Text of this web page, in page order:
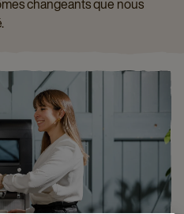
changeants que nous